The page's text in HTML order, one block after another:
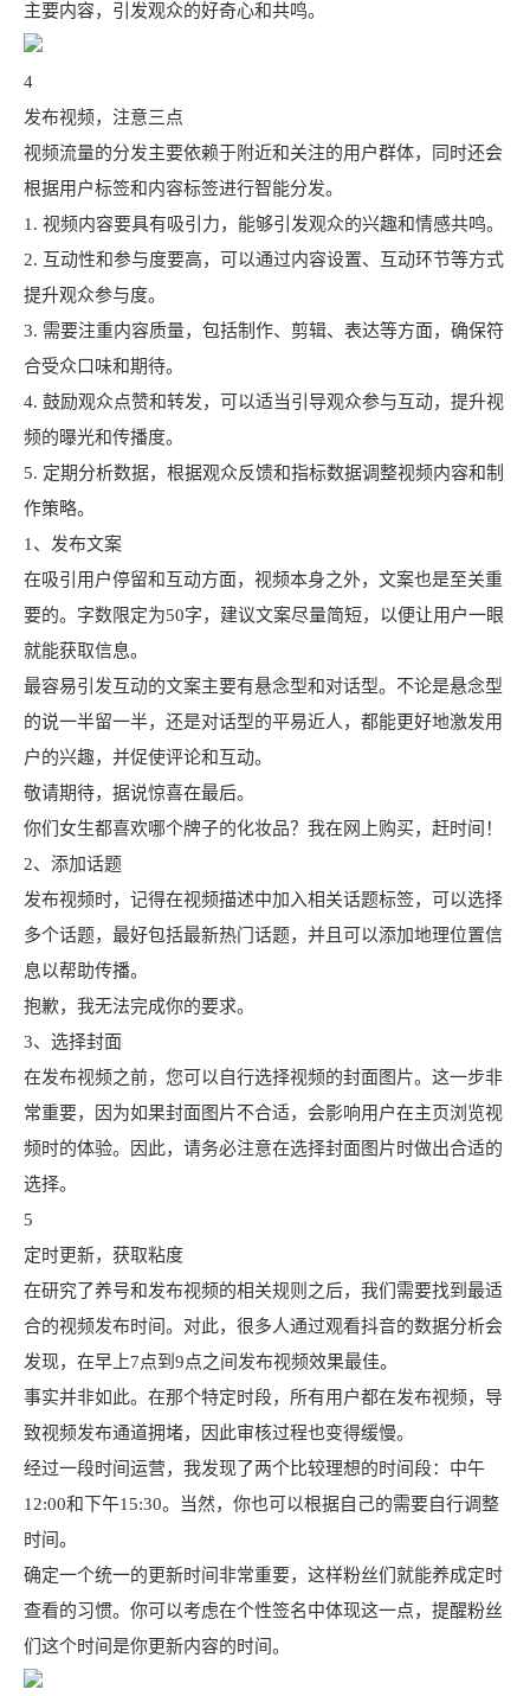
主要内容，引发观众的好奇心和共鸣。
4
发布视频，注意三点
视频流量的分发主要依赖于附近和关注的用户群体，同时还会
根据用户标签和内容标签进行智能分发。
1. 视频内容要具有吸引力，能够引发观众的兴趣和情感共鸣。
2. 互动性和参与度要高，可以通过内容设置、互动环节等方式
提升观众参与度。
3. 需要注重内容质量，包括制作、剪辑、表达等方面，确保符
合受众口味和期待。
4. 鼓励观众点赞和转发，可以适当引导观众参与互动，提升视
频的曝光和传播度。
5. 定期分析数据，根据观众反馈和指标数据调整视频内容和制
作策略。
1、发布文案
在吸引用户停留和互动方面，视频本身之外，文案也是至关重
要的。字数限定为50字，建议文案尽量简短，以便让用户一眼
就能获取信息。
最容易引发互动的文案主要有悬念型和对话型。不论是悬念型
的说一半留一半，还是对话型的平易近人，都能更好地激发用
户的兴趣，并促使评论和互动。
敬请期待，据说惊喜在最后。
你们女生都喜欢哪个牌子的化妆品？我在网上购买，赶时间！
2、添加话题
发布视频时，记得在视频描述中加入相关话题标签，可以选择
多个话题，最好包括最新热门话题，并且可以添加地理位置信
息以帮助传播。
抱歉，我无法完成你的要求。
3、选择封面
在发布视频之前，您可以自行选择视频的封面图片。这一步非
常重要，因为如果封面图片不合适，会影响用户在主页浏览视
频时的体验。因此，请务必注意在选择封面图片时做出合适的
选择。
5
定时更新，获取粘度
在研究了养号和发布视频的相关规则之后，我们需要找到最适
合的视频发布时间。对此，很多人通过观看抖音的数据分析会
发现，在早上7点到9点之间发布视频效果最佳。
事实并非如此。在那个特定时段，所有用户都在发布视频，导
致视频发布通道拥堵，因此审核过程也变得缓慢。
经过一段时间运营，我发现了两个比较理想的时间段：中午
12:00和下午15:30。当然，你也可以根据自己的需要自行调整
时间。
确定一个统一的更新时间非常重要，这样粉丝们就能养成定时
查看的习惯。你可以考虑在个性签名中体现这一点，提醒粉丝
们这个时间是你更新内容的时间。